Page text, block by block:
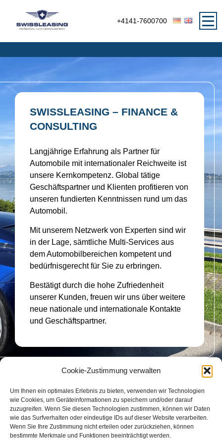
Cookie-Zustimmung verwalten
Um Ihnen ein optimales Erlebnis zu bieten, verwenden wir Technologien
wie Cookies, um Geräteinformationen zu speichern und/oder darauf
zuzugreifen. Wenn Sie diesen Technologien zustimmen, können wir Daten
wie das Surfverhalten oder eindeutige IDs auf dieser Website verarbeiten.
Wenn Sie Ihre Zustimmung nicht erteilen oder zurückziehen, können
bestimmte Merkmale und Funktionen beeinträchtigt werden.
+4141-7600700
SWISSLEASING – FINANCE &
CONSULTING
Langjährige Erfahrung als Partner für
Automobile mit internationaler Reichweite ist
unsere Kernkompetenz. Global tätige
Geschäftspartner und Klienten profitieren von
unseren fundierten Kenntnissen rund um das
Automobil.
Mit unserem Netzwerk von Experten sind wir
in der Lage, sämtliche Multi-Services aus
dem Automobilbereichen kompetent und
bedürfnisgerecht für Sie zu erbringen.
Bestätigt durch die hohe Zufriedenheit
unserer Kunden, freuen wir uns über weitere
neue nationale und internationale Kontakte
und Geschäftspartner.
Unser Erfolg beruht vor allem auf einer seriösen und
kompetenten Abwicklung der Aufträge. Unser
internationales Netzwerk an Lieferanten bietet Ihnen eine
Vielzahl an Vorteilen & günstige Preise, kurze